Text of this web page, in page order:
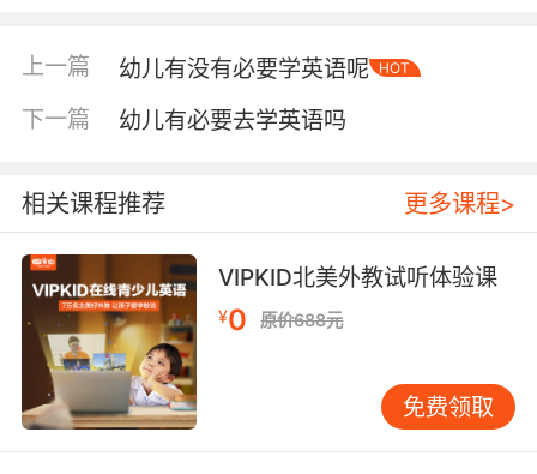
的年龄特点，将语言学习融入游戏、歌曲、故事
和手工活动中。 其次是专业的师资。有经验的幼
儿英语老师懂得如何用孩子能理解的方式引导，
如何用肢体语言和表情帮助孩子理解，如何鼓励
在英语班里，孩子有机会与其他小朋友一起学
习，这种同伴互动能激发孩子的学习兴趣。看到
其他小朋友说英语，孩子会产生模仿的欲望。这
种群体学习的环境，是家庭环境难以完全复制
的。 英语班不是万能的 然而，英语班也存在一些
局限性。最明显的是时间有限。通常一周一到两
次课，每次时间不长。如果课后没有持续的输入
和练习，学习效果会打折扣。语言学习需要高频
接触。 另一个问题是可能带来的压力。如果课程
上一篇 幼儿有没有必要学英语呢 HOT
下一篇 幼儿有必要去学英语吗
相关课程推荐 更多课程>
VIPKID北美外教试听体验课
¥0 原价688元
免费领取